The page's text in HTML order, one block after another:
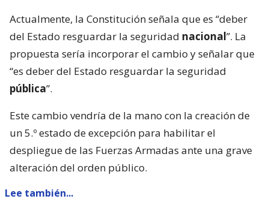
Actualmente, la Constitución señala que es “deber
del Estado resguardar la seguridad nacional”. La
propuesta sería incorporar el cambio y señalar que
“es deber del Estado resguardar la seguridad
pública”.
Este cambio vendría de la mano con la creación de
un 5.º estado de excepción para habilitar el
despliegue de las Fuerzas Armadas ante una grave
alteración del orden público.
Lee también...